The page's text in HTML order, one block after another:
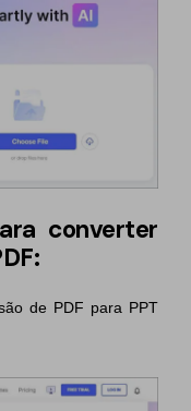
converter
de PDF para PPT